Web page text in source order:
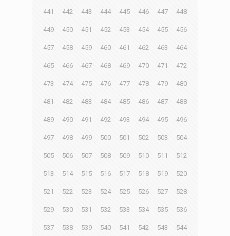
441 442 443 444 445 446 447 448
449 450 451 452 453 454 455 456
457 458 459 460 461 462 463 464
465 466 467 468 469 470 471 472
473 474 475 476 477 478 479 480
481 482 483 484 485 486 487 488
489 490 491 492 493 494 495 496
497 498 499 500 501 502 503 504
505 506 507 508 509 510 511 512
513 514 515 516 517 518 519 520
521 522 523 524 525 526 527 528
529 530 531 532 533 534 535 536
537 538 539 540 541 542 543 544